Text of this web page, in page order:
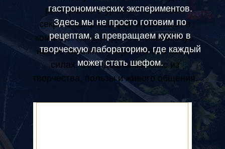
ресторанного уровня, осваивают
секреты шеф-поваров и работают в
команде. Каждый день — новый вкус,
новые навыки и уверенность в своих
силах. Это идеальный микс из
творчества, пользы и живого общения.
гастрономических экспериментов.
Здесь мы не просто готовим по
рецептам, а превращаем кухню в
творческую лабораторию, где каждый
может стать шефом.